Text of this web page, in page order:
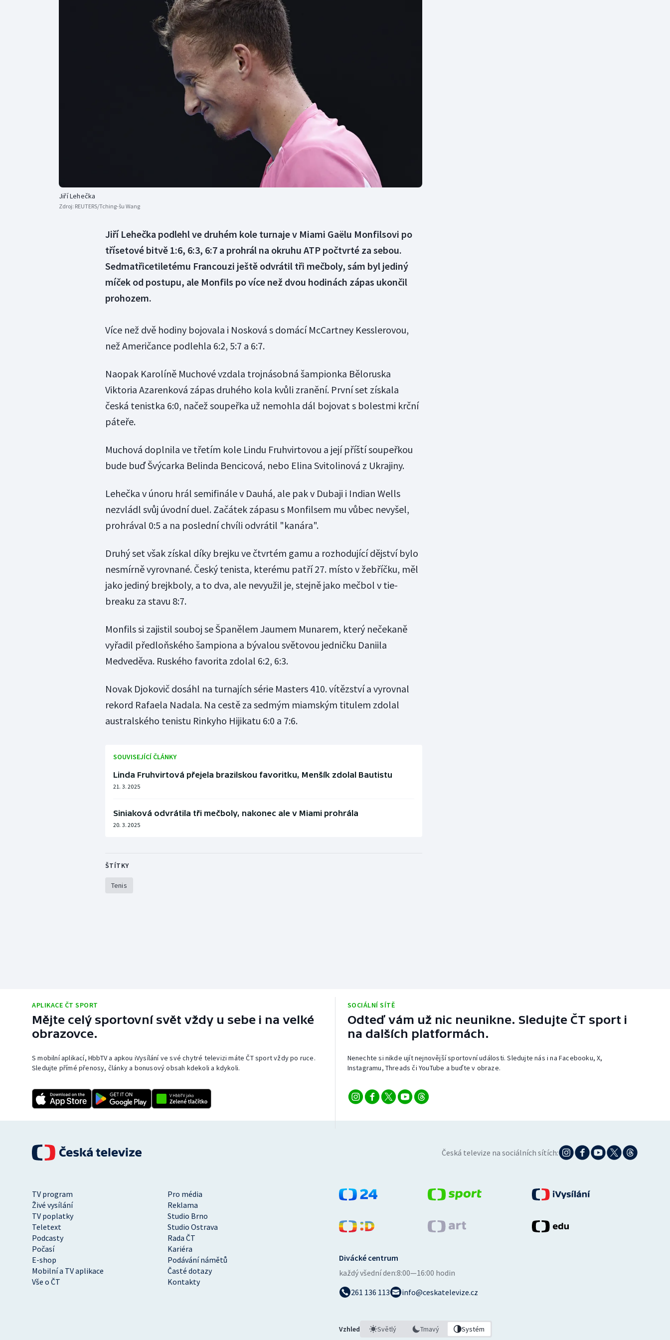
Curling
Dostihy
Florbal
Futsal
Moderní pětiboj
Motorsport
Olympijské hry
Parasport
Plavání
Plážový volejbal
Jiří Lehečka
Zdroj: REUTERS/Tching-šu Wang
Jiří Lehečka podlehl ve druhém kole turnaje v Miami Gaëlu Monfilsovi po
třísetové bitvě 1:6, 6:3, 6:7 a prohrál na okruhu ATP počtvrté za sebou.
Sedmatřicetiletému Francouzi ještě odvrátil tři mečboly, sám byl jediný
míček od postupu, ale Monfils po více než dvou hodinách zápas ukončil
prohozem.
Více než dvě hodiny bojovala i Nosková s domácí McCartney Kesslerovou,
než Američance podlehla 6:2, 5:7 a 6:7.
Naopak Karolíně Muchové vzdala trojnásobná šampionka Běloruska
Viktoria Azarenková zápas druhého kola kvůli zranění. První set získala
česká tenistka 6:0, načež soupeřka už nemohla dál bojovat s bolestmi krční
páteře.
Muchová doplnila ve třetím kole Lindu Fruhvirtovou a její příští soupeřkou
bude buď Švýcarka Belinda Bencicová, nebo Elina Svitolinová z Ukrajiny.
Lehečka v únoru hrál semifinále v Dauhá, ale pak v Dubaji i Indian Wells
nezvládl svůj úvodní duel. Začátek zápasu s Monfilsem mu vůbec nevyšel,
prohrával 0:5 a na poslední chvíli odvrátil "kanára".
Druhý set však získal díky brejku ve čtvrtém gamu a rozhodující dějství bylo
nesmírně vyrovnané. Český tenista, kterému patří 27. místo v žebříčku, měl
jako jediný brejkboly, a to dva, ale nevyužil je, stejně jako mečbol v tie-
breaku za stavu 8:7.
Monfils si zajistil souboj se Španělem Jaumem Munarem, který nečekaně
vyřadil předloňského šampiona a bývalou světovou jedničku Daniila
Medveděva. Ruského favorita zdolal 6:2, 6:3.
Novak Djokovič dosáhl na turnajích série Masters 410. vítězství a vyrovnal
rekord Rafaela Nadala. Na cestě za sedmým miamským titulem zdolal
australského tenistu Rinkyho Hijikatu 6:0 a 7:6.
SOUVISEJÍCÍ ČLÁNKY
Linda Fruhvirtová přejela brazilskou favoritku, Menšík zdolal Bautistu
21. 3. 2025
Siniaková odvrátila tři mečboly, nakonec ale v Miami prohrála
20. 3. 2025
ŠTÍTKY
Tenis
APLIKACE ČT SPORT
Mějte celý sportovní svět vždy u sebe i na velké
obrazovce.
S mobilní aplikací, HbbTV a apkou iVysílání ve své chytré televizi máte ČT sport vždy po ruce.
Sledujte přímé přenosy, články a bonusový obsah kdekoli a kdykoli.
SOCIÁLNÍ SÍTĚ
Odteď vám už nic neunikne. Sledujte ČT sport i
na dalších platformách.
Nenechte si nikde ujít nejnovější sportovní události. Sledujte nás i na Facebooku, X,
Instagramu, Threads či YouTube a buďte v obraze.
Česká televize na sociálních sítích:
TV program
Pro média
Živé vysílání
Reklama
TV poplatky
Studio Brno
Teletext
Studio Ostrava
Podcasty
Rada ČT
Počasí
Kariéra
E-shop
Podávání námětů
Mobilní a TV aplikace
Časté dotazy
Vše o ČT
Kontakty
Divácké centrum
každý všední den:8:00—16:00 hodin
261 136 113
info@ceskatelevize.cz
Vzhled Světlý Tmavý Systém